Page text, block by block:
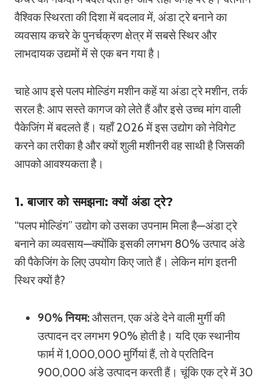
वैश्विक स्थिरता की दिशा में बदलाव में, अंडा ट्रे बनाने का
व्यवसाय कचरे के पुनर्चक्रण क्षेत्र में सबसे स्थिर और
लाभदायक उद्यमों में से एक बन गया है।
चाहे आप इसे पलप मोल्डिंग मशीन कहें या अंडा ट्रे मशीन, तर्क
सरल है: आप सस्ते कागज को लेते हैं और इसे उच्च मांग वाली
पैकेजिंग में बदलते हैं। यहाँ 2026 में इस उद्योग को नेविगेट
करने का तरीका है और क्यों शुली मशीनरी वह साथी है जिसकी
आपको आवश्यकता है।
1. बाजार को समझना: क्यों अंडा ट्रे?
“पलप मोल्डिंग” उद्योग को उसका उपनाम मिला है—अंडा ट्रे
बनाने का व्यवसाय—क्योंकि इसकी लगभग 80% उत्पाद अंडे
की पैकेजिंग के लिए उपयोग किए जाते हैं। लेकिन मांग इतनी
स्थिर क्यों है?
90% नियम:औसतन, एक अंडे देने वाली मुर्गी की
उत्पादन दर लगभग 90% होती है। यदि एक स्थानीय
फार्म में 1,000,000 मुर्गियां हैं, तो वे प्रतिदिन
900,000 अंडे उत्पादन करती हैं। चूंकि एक ट्रे में 30